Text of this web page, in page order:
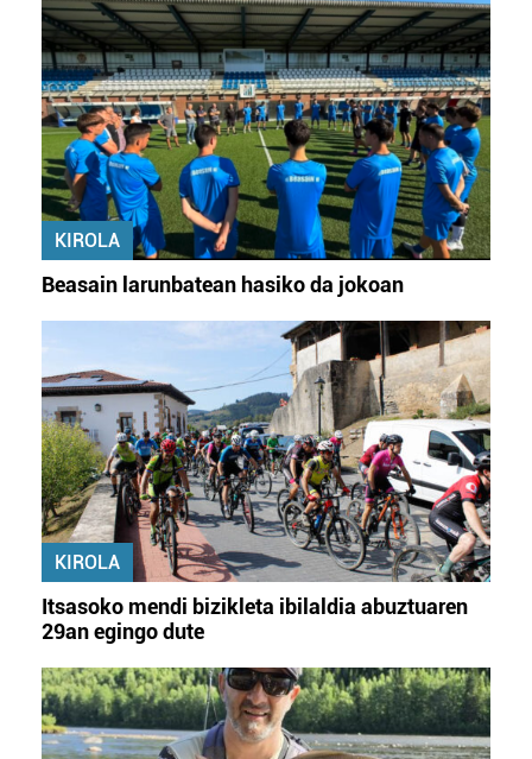
KIROLA
Beasain larunbatean hasiko da jokoan
KIROLA
Itsasoko mendi bizikleta ibilaldia abuztuaren
29an egingo dute